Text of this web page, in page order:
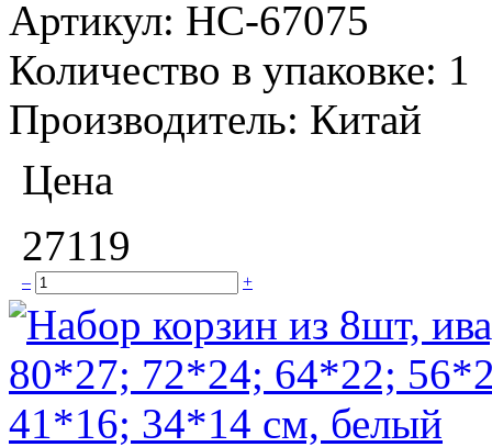
Артикул: НС-67075
Количество в упаковке: 1
Производитель: Китай
Цена
27119
– +